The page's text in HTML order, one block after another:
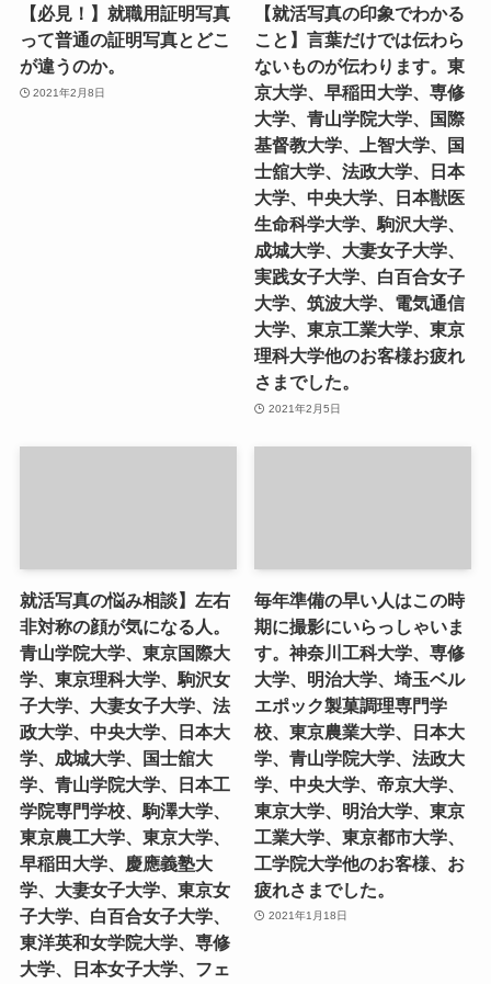
【必見！】就職用証明写真
って普通の証明写真とどこ
が違うのか。
2021年2月8日
【就活写真の印象でわかる
こと】言葉だけでは伝わら
ないものが伝わります。東
京大学、早稲田大学、専修
大学、青山学院大学、国際
基督教大学、上智大学、国
士舘大学、法政大学、日本
大学、中央大学、日本獣医
生命科学大学、駒沢大学、
成城大学、大妻女子大学、
実践女子大学、白百合女子
大学、筑波大学、電気通信
大学、東京工業大学、東京
理科大学他のお客様お疲れ
さまでした。
2021年2月5日
就活写真の悩み相談】左右
非対称の顔が気になる人。
青山学院大学、東京国際大
学、東京理科大学、駒沢女
子大学、大妻女子大学、法
政大学、中央大学、日本大
学、成城大学、国士舘大
学、青山学院大学、日本工
学院専門学校、駒澤大学、
東京農工大学、東京大学、
早稲田大学、慶應義塾大
学、大妻女子大学、東京女
子大学、白百合女子大学、
東洋英和女学院大学、専修
大学、日本女子大学、フェ
毎年準備の早い人はこの時
期に撮影にいらっしゃいま
す。神奈川工科大学、専修
大学、明治大学、埼玉ベル
エポック製菓調理専門学
校、東京農業大学、日本大
学、青山学院大学、法政大
学、中央大学、帝京大学、
東京大学、明治大学、東京
工業大学、東京都市大学、
工学院大学他のお客様、お
疲れさまでした。
2021年1月18日